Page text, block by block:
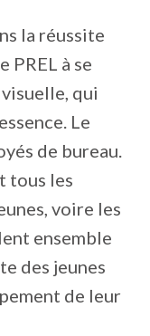
la réussite
PREL à se
qui
Le
de bureau.
tous les
voire les
ensemble
des jeunes
de leur